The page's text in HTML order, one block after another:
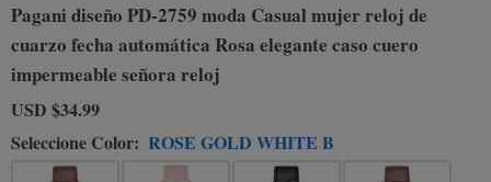
Pagani diseño PD-2759 moda Casual mujer reloj de
cuarzo fecha automática Rosa elegante caso cuero
impermeable señora reloj
USD $34.99
Seleccione Color: ROSE GOLD WHITE B